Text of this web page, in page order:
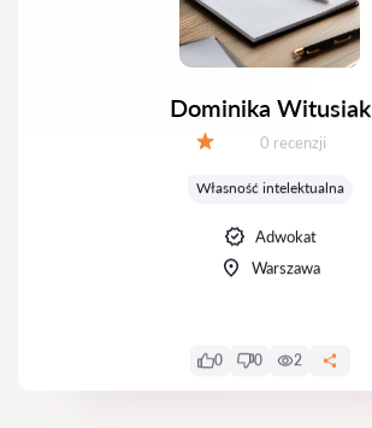
Dominika Witusiak
Recenzji:
0 recenzji
Własność intelektualna
Adwokat
Warszawa
0 0 2